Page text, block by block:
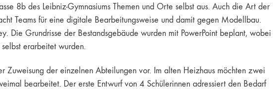
8b des Leibniz-Gymnasiums Themen und Orte selbst aus. Auch die Art der
Teams für eine digitale Bearbeitungsweise und damit gegen Modellbau.
Die Grundrisse der Bestandsgebäude wurden mit PowerPoint beplant, wobei
erarbeitet wurden.
Zuweisung der einzelnen Abteilungen vor. Im alten Heizhaus möchten zwei
bearbeitet. Der erste Entwurf von 4 Schülerinnen adressiert den Bedarf